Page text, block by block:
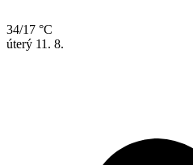
34/17 °C
úterý 11. 8.